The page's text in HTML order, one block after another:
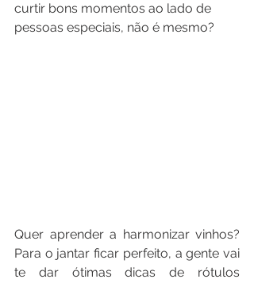
curtir bons momentos ao lado de
pessoas especiais, não é mesmo?
Quer aprender a harmonizar vinhos?
Para o jantar ficar perfeito, a gente vai
te dar ótimas dicas de rótulos